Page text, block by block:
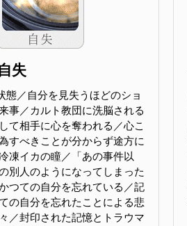
失
態／自分を見失うほどのショ
事／カルト教団に洗脳される
て相手に心を奪われる／心こ
すべきことが分からず途方に
凍イカの瞳／「あの事件以
別人のようになってしまった
つての自分を忘れている／記
の自分を忘れたことによる悲
／封印された記憶とトラウマ